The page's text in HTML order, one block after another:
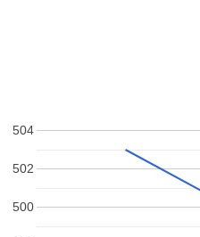
500
502
504